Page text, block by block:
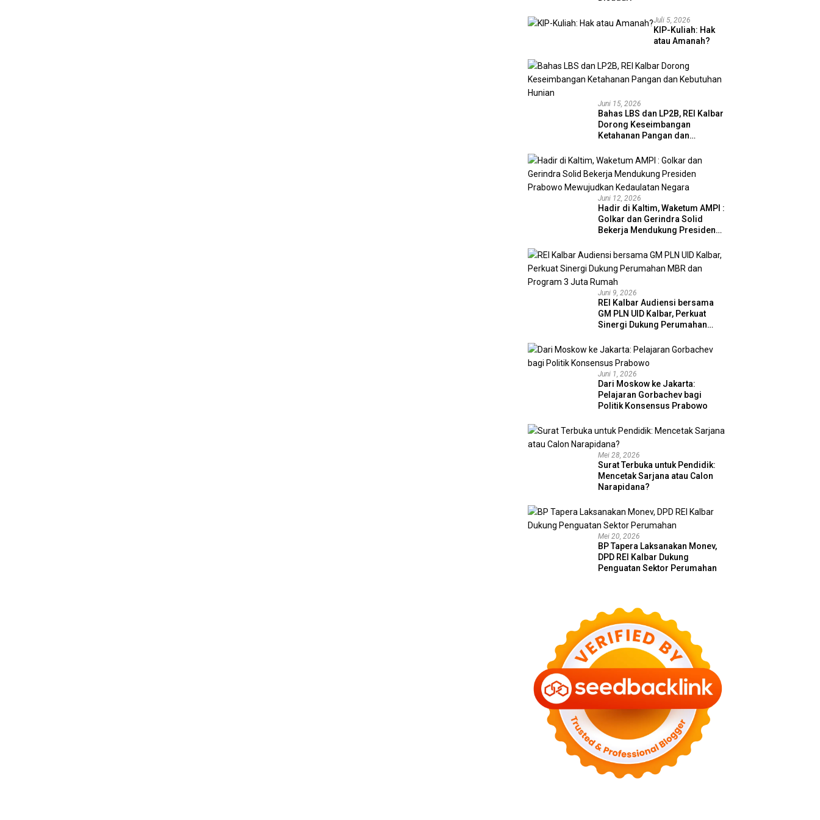
Juli 5, 2026
KIP-Kuliah: Hak
atau Amanah?
Juni 15, 2026
Bahas LBS dan LP2B, REI Kalbar
Dorong Keseimbangan
Ketahanan Pangan dan
Juni 12, 2026
Hadir di Kaltim, Waketum AMPI :
Golkar dan Gerindra Solid
Bekerja Mendukung Presiden
Kedaulatan Negara
Juni 9, 2026
REI Kalbar Audiensi bersama
GM PLN UID Kalbar, Perkuat
Sinergi Dukung Perumahan
Rumah
Juni 1, 2026
Dari Moskow ke Jakarta:
Pelajaran Gorbachev bagi
Politik Konsensus Prabowo
Mei 28, 2026
Surat Terbuka untuk Pendidik:
Mencetak Sarjana atau Calon
Narapidana?
Mei 20, 2026
BP Tapera Laksanakan Monev,
DPD REI Kalbar Dukung
Penguatan Sektor Perumahan